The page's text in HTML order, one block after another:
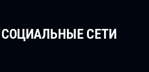
СЕТИ